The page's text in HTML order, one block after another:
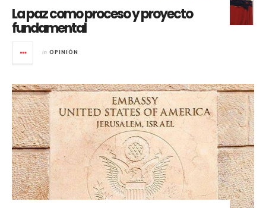
La paz como proceso y proyecto
fundamental
in OPINIÓN